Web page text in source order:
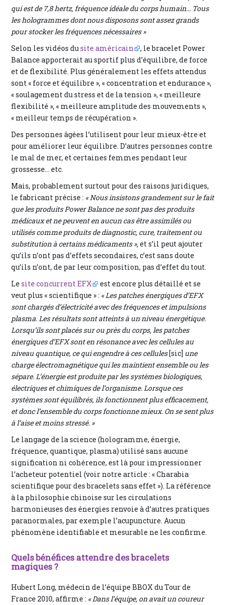
qui est de 7,8 hertz, fréquence idéale du corps humain… Tous
les hologrammes dont nous disposons sont assez grands
pour stocker les fréquences nécessaires »
Selon les vidéos dusite américain
, le bracelet Power
Balance apporterait au sportif plus d’équilibre, de force
et de flexibilité. Plus généralement les effets attendus
sont « force et équilibre », « concentration et endurance »,
« soulagement du stress et de la tension », « meilleure
flexibilité », « meilleure amplitude des mouvements »,
« meilleur temps de récupération ».
Des personnes âgées l’utilisent pour leur mieux-être et
pour améliorer leur équilibre. D’autres personnes contre
le mal de mer, et certaines femmes pendant leur
grossesse… etc.
Mais, probablement surtout pour des raisons juridiques,
le fabricant précise : « Nous insistons grandement sur le fait
que les produits Power Balance ne sont pas des produits
médicaux et ne peuvent en aucun cas être assimilés ou
utilisés comme produits de diagnostic, cure, traitement ou
substitution à certains médicaments »,et s’il peut ajouter
qu’ils n’ont pas d’effets secondaires, c’est sans doute
qu’ils n’ont, de par leur composition, pas d’effet du tout.
Lesite concurrent EFX
est encore plus détaillé et se
veut plus « scientifique » : « Les patches énergiques d’EFX
sont chargés d’électricité avec des fréquences et impulsions
plasma. Les résultats sont atteints à un niveau énergétique.
Lorsqu’ils sont placés sur ou près du corps, les patches
énergiques d’EFX sont en résonance avec les cellules au
niveau quantique, ce qui engendre à ces cellules [sic] une
charge électromagnétique qui les maintient ensemble ou les
sépare. L’énergie est produite par les systèmes biologiques,
électriques et chimiques de l’organisme. Lorsque ces
systèmes sont équilibrés, ils fonctionnent plus efficacement,
et donc l’ensemble du corps fonctionne mieux. On se sent plus
à l’aise et moins stressé. »
Le langage de la science (hologramme, énergie,
fréquence, quantique, plasma) utilisé sans aucune
signification ni cohérence, est là pour impressionner
l’acheteur potentiel (voir notre article : « Charabia
scientifique pour des bracelets sans effet »). La référence
à la philosophie chinoise sur les circulations
harmonieuses des énergies renvoie à d’autres pratiques
paranormales, par exemple l’acupuncture. Aucun
phénomène identifiable et mesurable ne les confirme.
Quels bénéfices attendre des bracelets
magiques ?
Hubert Long, médecin de l’équipe BBOX du Tour de
France 2010, affirme : « Dans l’équipe, on avait un coureur